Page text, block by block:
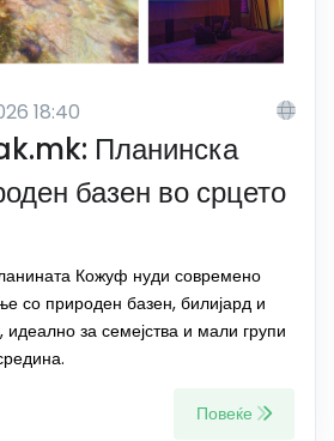
18:40
Планинска
базен во срцето
Кожуф нуди современо
со природен базен, билијард и
идеално за семејства и мали групи
Повеќе